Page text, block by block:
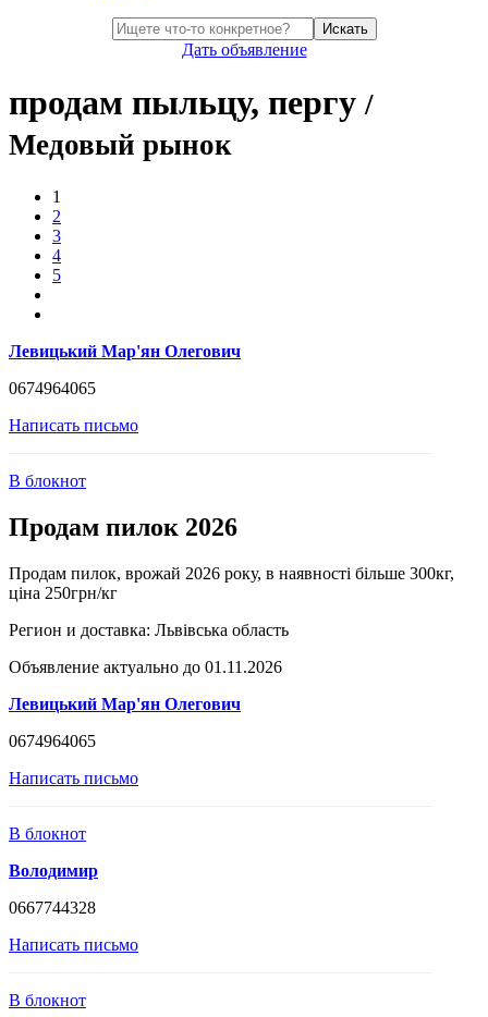
Искать
Дать объявление
продам пыльцу, пергу/
Медовый рынок
1
2
3
4
5
Левицький Мар'ян Олегович
0674964065
Написать письмо
В блокнот
Продам пилок 2026
Продам пилок, врожай 2026 року, в наявності більше 300кг,
ціна 250грн/кг
Регион и доставка: Львівська область
Объявление актуально до 01.11.2026
Левицький Мар'ян Олегович
0674964065
Написать письмо
В блокнот
Володимир
0667744328
Написать письмо
В блокнот